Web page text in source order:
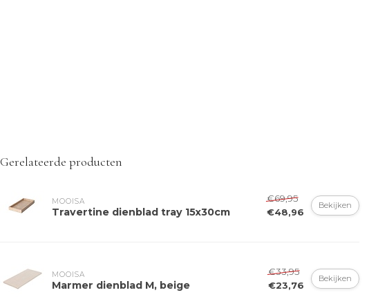
Gerelateerde producten
MOOISA
Travertine dienblad tray 15x30cm
€69,95
€48,96
Bekijken
MOOISA
Marmer dienblad M, beige
€33,95
€23,76
Bekijken